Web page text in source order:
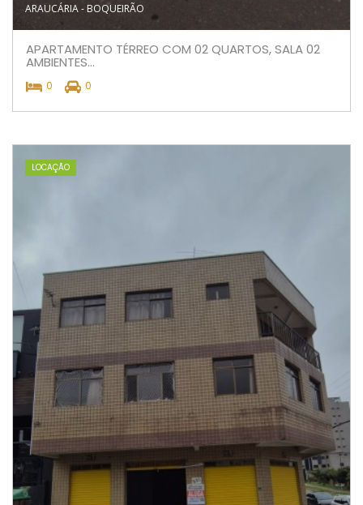
ARAUCÁRIA - BOQUEIRÃO
APARTAMENTO TÉRREO COM 02 QUARTOS, SALA 02
AMBIENTES...
0 0
LOCAÇÃO